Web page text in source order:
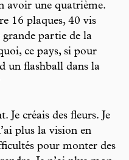
avoir une quatrième.
16 plaques, 40 vis
grande partie de la
ce pays, si pour
un flashball dans la
Je créais des fleurs. Je
plus la vision en
pour monter des